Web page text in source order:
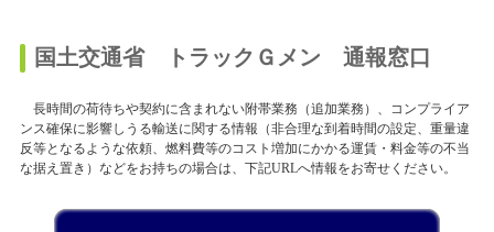
国土交通省 トラックＧメン 通報窓口
長時間の荷待ちや契約に含まれない附帯業務（追加業務）、コンプライア
ンス確保に影響しうる輸送に関する情報（非合理な到着時間の設定、重量違
反等となるような依頼、燃料費等のコスト増加にかかる運賃・料金等の不当
な据え置き）などをお持ちの場合は、下記URLへ情報をお寄せください。